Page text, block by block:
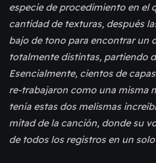
especie de procedimiento en el
cantidad de texturas, después
bajo de tono para encontrar un
totalmente distintas, partiendo
Esencialmente, cientos de
re-trabajaron como una misma
tenía estas dos melismas
mitad de la canción, donde su
de todos los registros en un